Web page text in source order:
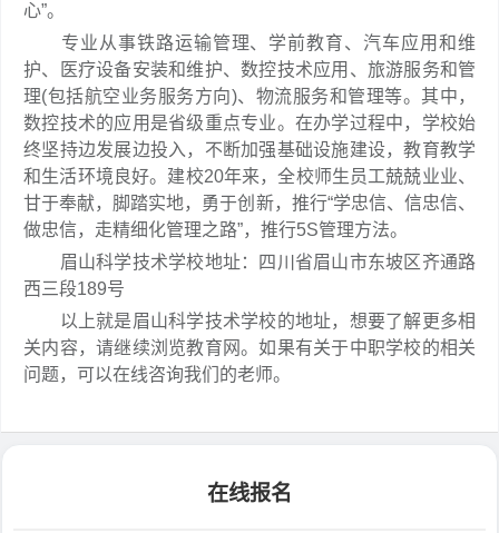
心”。
专业从事铁路运输管理、学前教育、汽车应用和维
护、医疗设备安装和维护、数控技术应用、旅游服务和管
理(包括航空业务服务方向)、物流服务和管理等。其中，
数控技术的应用是省级重点专业。在办学过程中，学校始
终坚持边发展边投入，不断加强基础设施建设，教育教学
和生活环境良好。建校20年来，全校师生员工兢兢业业、
甘于奉献，脚踏实地，勇于创新，推行“学忠信、信忠信、
做忠信，走精细化管理之路”，推行5S管理方法。
眉山科学技术学校地址：四川省眉山市东坡区齐通路
西三段189号
以上就是眉山科学技术学校的地址，想要了解更多相
关内容，请继续浏览教育网。如果有关于中职学校的相关
问题，可以在线咨询我们的老师。
在线报名